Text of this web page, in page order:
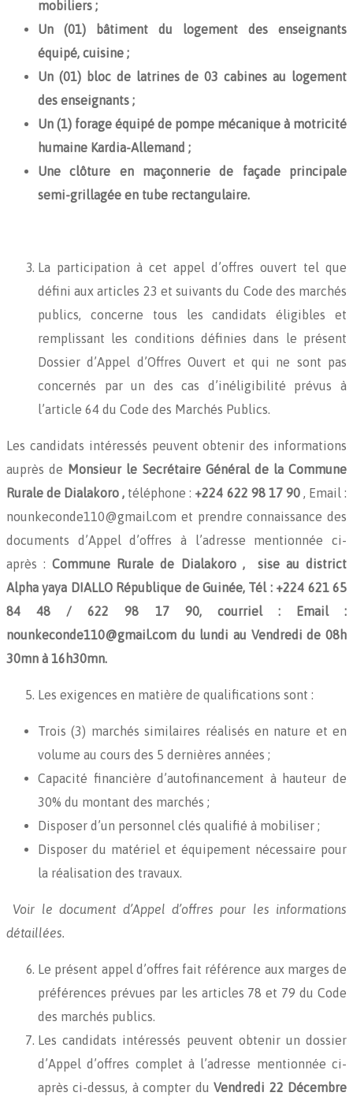
mobiliers ;
Un (01) bâtiment du logement des enseignants
équipé, cuisine ;
Un (01) bloc de latrines de 03 cabines au logement
des enseignants ;
Un (1) forage équipé de pompe mécanique à motricité
humaine Kardia-Allemand ;
Une clôture en maçonnerie de façade principale
semi-grillagée en tube rectangulaire.
La participation à cet appel d’offres ouvert tel que
défini aux articles 23 et suivants du Code des marchés
publics, concerne tous les candidats éligibles et
remplissant les conditions définies dans le présent
Dossier d’Appel d’Offres Ouvert et qui ne sont pas
concernés par un des cas d’inéligibilité prévus à
l’article 64 du Code des Marchés Publics.
Les candidats intéressés peuvent obtenir des informations
auprès de Monsieur le Secrétaire Général de la Commune
Rurale de Dialakoro , téléphone : +224 622 98 17 90, Email :
nounkeconde110@gmail.com et prendre connaissance des
documents d’Appel d’offres à l’adresse mentionnée ci-
après :Commune Rurale de Dialakoro , sise au district
Alpha yaya DIALLO République de Guinée, Tél : +224 621 65
84 48 / 622 98 17 90, courriel : Email :
nounkeconde110@gmail.com du lundi au Vendredi de 08h
30mn à 16h30mn.
Les exigences en matière de qualifications sont :
Trois (3) marchés similaires réalisés en nature et en
volume au cours des 5 dernières années ;
Capacité financière d’autofinancement à hauteur de
30% du montant des marchés ;
Disposer d’un personnel clés qualifié à mobiliser ;
Disposer du matériel et équipement nécessaire pour
la réalisation des travaux.
Voir le document d’Appel d’offres pour les informations
détaillées.
Le présent appel d’offres fait référence aux marges de
préférences prévues par les articles 78 et 79 du Code
des marchés publics.
Les candidats intéressés peuvent obtenir un dossier
d’Appel d’offres complet à l’adresse mentionnée ci-
après ci-dessus, à compter duVendredi 22 Décembre